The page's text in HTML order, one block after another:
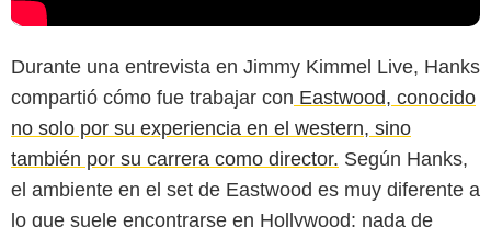
Durante una entrevista en Jimmy Kimmel Live, Hanks
compartió cómo fue trabajar con Eastwood, conocido
no solo por su experiencia en el western, sino
también por su carrera como director. Según Hanks,
el ambiente en el set de Eastwood es muy diferente a
lo que suele encontrarse en Hollywood: nada de